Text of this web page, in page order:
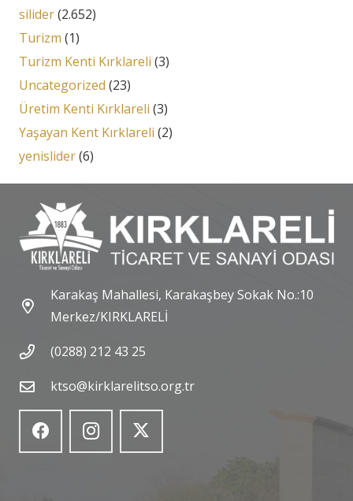
silider(2.652)
Turizm (1)
Turizm Kenti Kırklareli (3)
Uncategorized (23)
Üretim Kenti Kırklareli (3)
Yaşayan Kent Kırklareli (2)
yenislider(6)
Karakaş Mahallesi, Karakaşbey Sokak No.:10
Merkez/KIRKLARELİ
(0288) 212 43 25
ktso@kirklarelitso.org.tr